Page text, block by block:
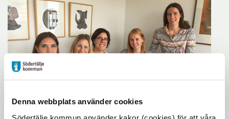
Denna webbplats använder cookies
Irene Kovanen, Ulrika Liljeholm, Milagros